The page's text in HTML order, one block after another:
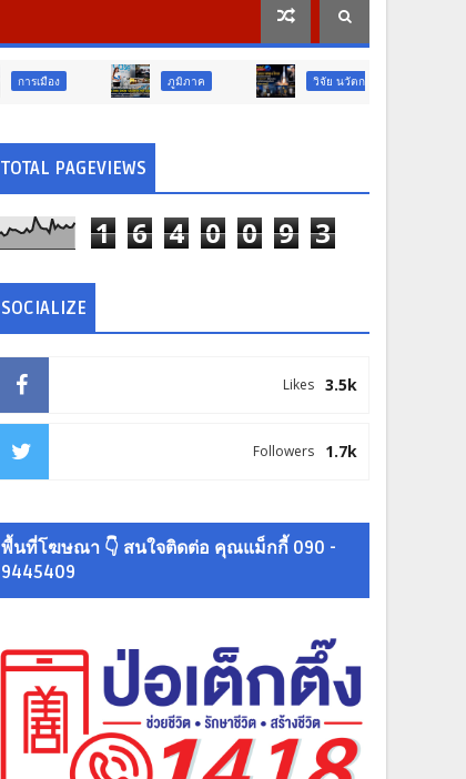
ภูมิภาค วิจัย นวัตกรรม
TOTAL PAGEVIEWS
1 6 4 0 0 9 3
SOCIALIZE
3.5k
Likes
1.7k
Followers
พื้นที่โฆษณา 👇 สนใจติดต่อ คุณแม็กกี้ 090 -
9445409